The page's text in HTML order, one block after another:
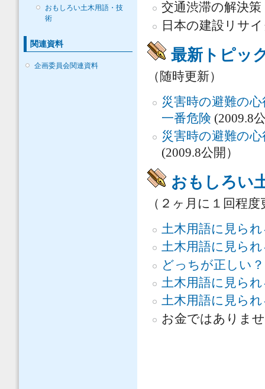
おもしろい土木用語・技
術
関連資料
企画委員会関連資料
交通渋滞の解決
日本の建設リサ
最新トピッ
（随時更新）
災害時の避難の
一番危険 (2009.8
災害時の避難の
(2009.8公開）
おもしろい
（２ヶ月に１回程度
土木用語に見ら
土木用語に見ら
どっちが正しい
土木用語に見ら
土木用語に見ら
お金ではありま